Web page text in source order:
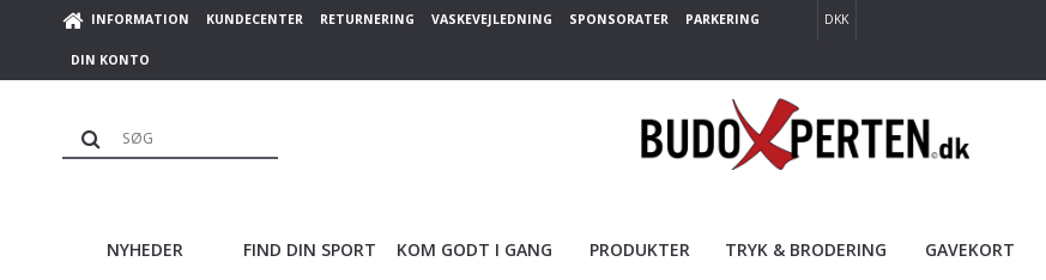
INFORMATION KUNDECENTER RETURNERING VASKEVEJLEDNING SPONSORATER PARKERING
DIN KONTO
DKK
NYHEDER FIND DIN SPORT KOM GODT I GANG PRODUKTER TRYK & BRODERING GAVEKORT